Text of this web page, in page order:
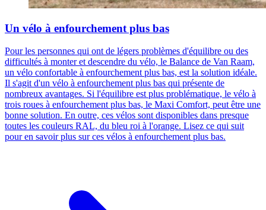
Un vélo à enfourchement plus bas
Pour les personnes qui ont de légers problèmes d'équilibre ou des
difficultés à monter et descendre du vélo, le Balance de Van Raam,
un vélo confortable à enfourchement plus bas, est la solution idéale.
Il s'agit d'un vélo à enfourchement plus bas qui présente de
nombreux avantages. Si l'équilibre est plus problématique, le vélo à
trois roues à enfourchement plus bas, le Maxi Comfort, peut être une
bonne solution. En outre, ces vélos sont disponibles dans presque
toutes les couleurs RAL, du bleu roi à l'orange. Lisez ce qui suit
pour en savoir plus sur ces vélos à enfourchement plus bas.